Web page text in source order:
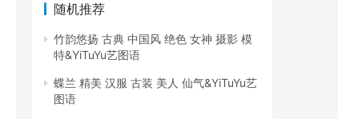
随机推荐
竹韵悠扬 古典 中国风 绝色 女神 摄影 模
特&YiTuYu艺图语
蝶兰 精美 汉服 古装 美人 仙气&YiTuYu艺
图语